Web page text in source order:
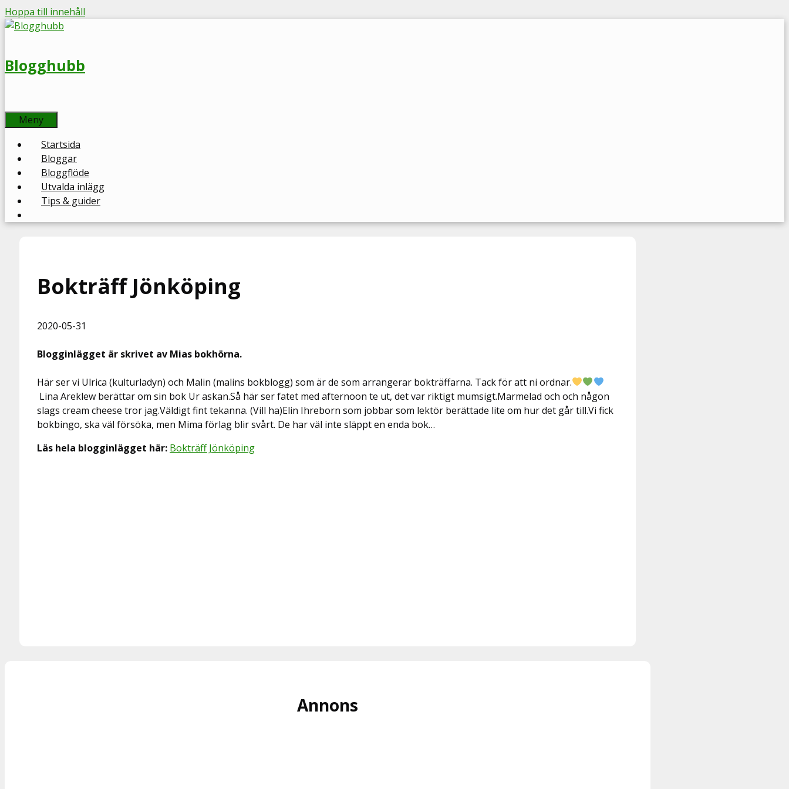
Hoppa till innehåll
Blogghubb
Meny
Startsida
Bloggar
Bloggflöde
Utvalda inlägg
Tips & guider
Bokträff Jönköping
2020-05-31
Blogginlägget är skrivet av Mias bokhörna.
Här ser vi Ulrica (kulturladyn) och Malin (malins bokblogg) som är de som arrangerar bokträffarna. Tack för att ni ordnar.
Lina Areklew berättar om sin bok Ur askan.Så här ser fatet med afternoon te ut, det var riktigt mumsigt.Marmelad och och någon
slags cream cheese tror jag.Väldigt fint tekanna. (Vill ha)Elin Ihreborn som jobbar som lektör berättade lite om hur det går till.Vi fick
bokbingo, ska väl försöka, men Mima förlag blir svårt. De har väl inte släppt en enda bok…
Läs hela blogginlägget här: Bokträff Jönköping
Annons